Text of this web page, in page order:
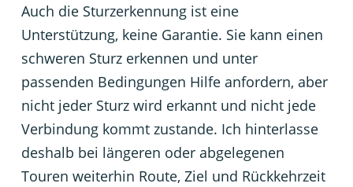
Auch die Sturzerkennung ist eine
Unterstützung, keine Garantie. Sie kann einen
schweren Sturz erkennen und unter
passenden Bedingungen Hilfe anfordern, aber
nicht jeder Sturz wird erkannt und nicht jede
Verbindung kommt zustande. Ich hinterlasse
deshalb bei längeren oder abgelegenen
Touren weiterhin Route, Ziel und Rückkehrzeit